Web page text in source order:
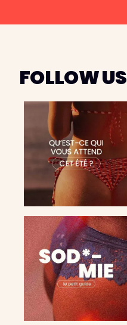
FOLLOW US